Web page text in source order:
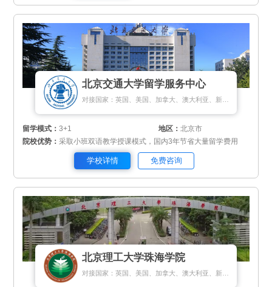
北京交通大学留学服务中心
留学模式：3+1 地区：北京市
院校优势：采取小班双语教学授课模式，国内3年节省大量留学费用
学校详情 免费咨询
北京理工大学珠海学院